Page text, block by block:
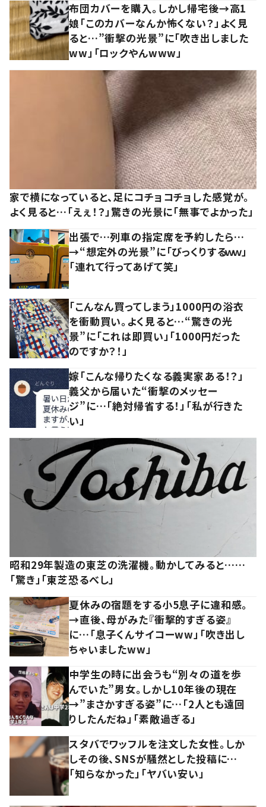
布団カバーを購入。しかし帰宅後→高1
娘「このカバーなんか怖くない？」よく見
ると…”衝撃の光景”に「吹き出しました
ww」「ロックやんwww」
家で横になっていると、足にコチョコチョした感覚が。
よく見ると…「えぇ！？」驚きの光景に「無事でよかった」
出張で…列車の指定席を予約したら…
→“想定外の光景”に「びっくりするｗｗ」
「連れて行ってあげて笑」
「こんなん買ってしまう」1000円の浴衣
を衝動買い。よく見ると…“驚きの光
景”に「これは即買い」「1000円だった
のですか？！」
嫁「こんな帰りたくなる義実家ある！？」
義父から届いた“衝撃のメッセー
ジ”に…「絶対帰省する！」「私が行きた
い」
昭和29年製造の東芝の洗濯機。動かしてみると……
「驚き」「東芝恐るべし」
夏休みの宿題をする小5息子に違和感。
→直後、母がみた『衝撃的すぎる姿』
に…「息子くんサイコーww」「吹き出し
ちゃいましたww」
中学生の時に出会うも“別々の道を歩
んでいた”男女。しかし10年後の現在
→”まさかすぎる姿”に…「2人とも遠回
りしたんだね」「素敵過ぎる」
スタバでワッフルを注文した女性。しか
しその後、SNSが騒然とした投稿に…
「知らなかった」「ヤバい安い」